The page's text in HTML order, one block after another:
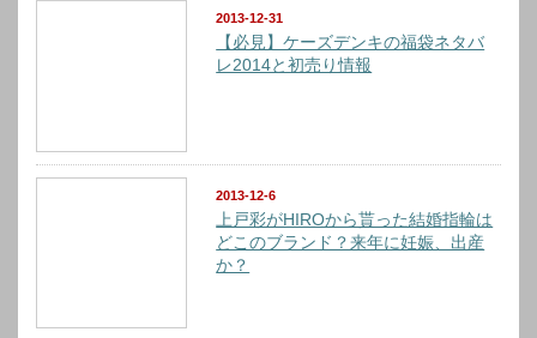
2013-12-31
【必見】ケーズデンキの福袋ネタバ
レ2014と初売り情報
2013-12-6
上戸彩がHIROから貰った結婚指輪は
どこのブランド？来年に妊娠、出産
か？